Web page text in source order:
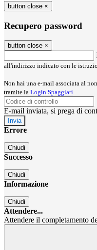
button close ×
Recupero password
button close ×
all'indirizzo indicato con le
Non hai una e-mail associata al
tramite la Login Spaggiari
E-mail inviata, si prega di
Errore
Chiudi
Successo
Chiudi
Informazione
Chiudi
Attendere...
Attendere il completamento